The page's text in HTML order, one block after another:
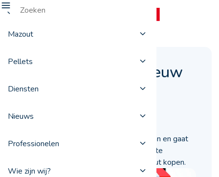
Mazout
Pellets
Diensten
Nieuws
Professionelen
Wie zijn wij?
ProxiFuel in een nieuw
kleedje
ProxiFuel meet zich een nieuwe look aan en gaat
digitaal! Voortaan kunt u op onze website
rechtstreeks en online pellets en mazout kopen.